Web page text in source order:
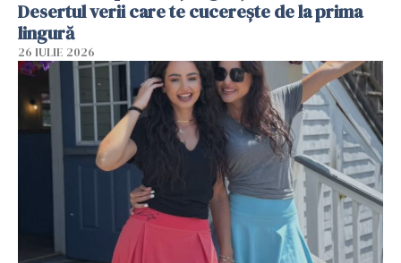
Desertul verii care te cucerește de la prima
lingură
26 IULIE 2026